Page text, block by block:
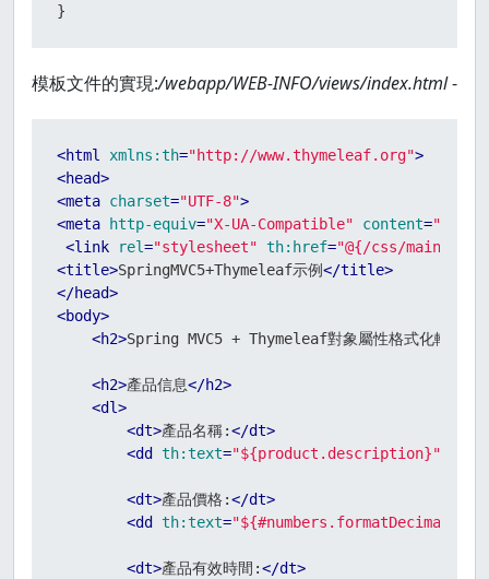
}
模板文件的實現:/webapp/WEB-INFO/views/index.html-
<html xmlns:th="http://www.thymeleaf.org">
<head>
<meta charset="UTF-8">
<meta http-equiv="X-UA-Compatible" content=
<link rel="stylesheet" th:href="@{/css/
<title>SpringMVC5+Thymeleaf示例</title>
</head>
<body>
<h2>Spring MVC5 + Thymeleaf對象屬性格式化輸出
<h2>產品信息</h2>
<dl>
<dt>產品名稱:</dt>
<dd th:text="${product.description}"
<dt>產品價格:</dt>
<dd th:text=
<dt>產品有效時間:</dt>